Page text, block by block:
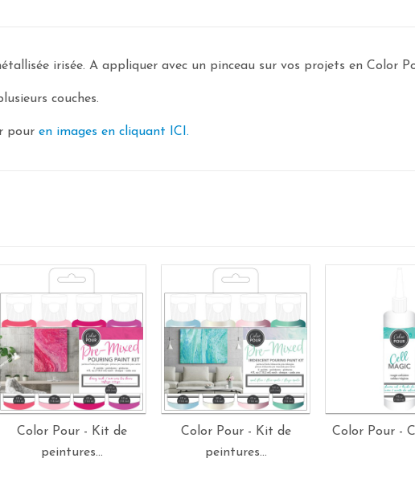
irisée. A appliquer avec un pinceau sur vos projets en Color
couches.
pour en images en cliquant ICI.
Color Pour - Kit de
peintures...
Color Pour - Kit de
peintures...
Color Pour -